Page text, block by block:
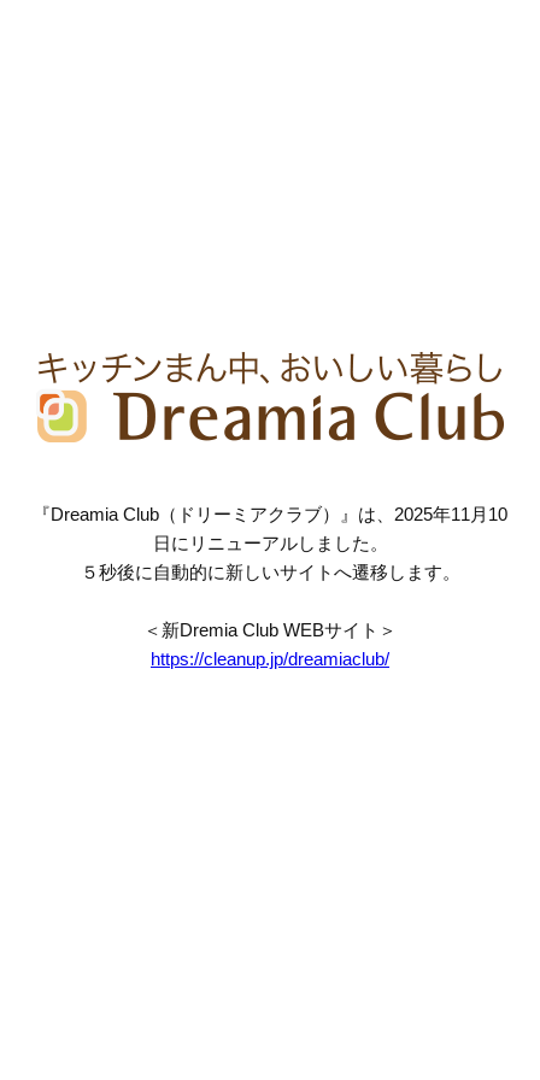
『Dreamia Club（ドリーミアクラブ）』は、2025年11月10
日にリニューアルしました。
５秒後に自動的に新しいサイトへ遷移します。
＜新Dremia Club WEBサイト＞
https://cleanup.jp/dreamiaclub/